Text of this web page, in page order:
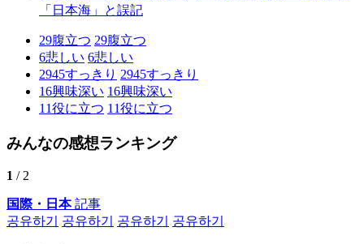
「日本海」と誤記
29腹立つ 29腹立つ
6悲しい 6悲しい
2945すっきり 2945すっきり
16興味深い 16興味深い
11役に立つ 11役に立つ
みんなの感想ランキング
1 / 2
国際・日本記事
공유하기
공유하기 공유하기 공유하기